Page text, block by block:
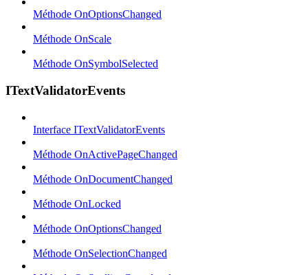
Méthode OnOptionsChanged
Méthode OnScale
Méthode OnSymbolSelected
ITextValidatorEvents
Interface ITextValidatorEvents
Méthode OnActivePageChanged
Méthode OnDocumentChanged
Méthode OnLocked
Méthode OnOptionsChanged
Méthode OnSelectionChanged